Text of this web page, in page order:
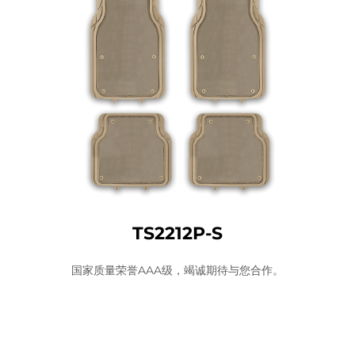
TS2212P-S
国家质量荣誉AAA级，竭诚期待与您合作。